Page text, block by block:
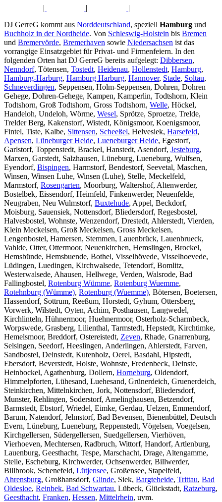
| |
|
DJ GerreG kommt aus Norddeutschland, speziell Hamburg und
Buchholz in der Nordheide. Von Schleswig-Holstein bis Bremen
und Bremervörde, Bremerhaven sowie Niedersachsen ist das
vorrangige Einsatzgebiet für Privat- und Firmenfeiern. In den
folgenden Orten hat DJ GerreG bereits aufgelegt: Dibbersen,
Nenndorf, Tötensen, Tostedt, Heidenau, Hollenstedt, Hamburg,
Hamburg-Harburg, Hamburg Harburg, Hannover, Stade, Soltau,
Schneverdingen, Seppensen, Holm-Seppensen, Dohren, Dohren
Gehege, Dohren-Gehege, Kampen, Kamperlin, Todtshorn, Klein
Todtshorn, Groß Todtshorn, Gross Todtshorn, Welle, Höckel,
Handeloh, Undeloh, Wörme, Wesel, Sprötze, Sproetze, Trelde,
Trelder Berg, Kakenstorf, Wistedt, Königsmoor, Koenigsmoor,
Fintel, Tiste, Kalbe, Sittensen, Scheeßel, Helvesiek, Harsefeld,
Apensen, Lüneburger Heide, Lueneburger Heide, Egestorf,
Garlstorf, Toppenstedt, Brackel, Hanstedt, Asendorf, Jesteburg,
Marxen, Garstedt, Salzhausen, Lüneburg, Lueneburg, Wulfsen,
Eyendorf, Bispingen, Harmstorf, Bendestorf, Seevetal, Maschen,
Winsen, Winsen Luhe, Winsen (Luhe), Stelle, Meckelfeld,
Marmstorf, Rosengarten, Moorburg, Waltershof, Altenwerder,
Bostelbek, Eissendorf, Heimfeld, Finkenwerder, Neuenfelde,
Neugraben, Neu Wulmstorf, Buxtehude, Appel, Beckdorf,
Moisburg, Sauensiek, Nottensdorf, Bliedersdorf, Regesbostel,
Halvesbostel, Wohnste, Wenzendorf, Drestedt, Ahlerstedt, Vierden,
Klein Meckelsen, Groß Meckelsen, Gross Meckelsen,
Lengenbostel, Hamersen, Stemmen, Lauenbrück, Lauenbrueck,
Vahlde, Otter, Ottermoor, Neuenkirchen, Hemslingen, Brockel,
Hemsbünde, Hemsbuende, Bothel, Visselhövede, Visselhoevede,
Lüdingen, Luedingen, Kirchwalsede, Tetendorf, Bomlitz,
Westerwalsede, Ahausen, Hellwege, Verden, Walsrode, Bad
Fallingbostel, Rotenburg Wümme, Rotenburg Wuemme,
Rotehnburg (Wümme), Rotenburg (Wuemme), Bötersen, Boetersen,
Hassendorf, Sottrum, Reeßum, Horstedt, Gyhum, Ottersberg,
Vorwerk, Wilstedt, Oyten, Achim, Posthausen, Langwedel,
Kirchlinteln, Hühnermoor, Huehnermoor, Osterholz-Scharmbeck,
Worpswede, Grasberg, Lilienthal, Tarmstedt, Hepstedt, Kirchtimke,
Hemelsmoor, Breddorf, Ostereistedt, Zeven, Rhade, Gnarrenburg,
Selsingen, Seedorf, Heeslingen, Anderlingen, Ahlerstedt, Farven,
Sandbostel, Deinstedt, Kutenholz, Oerel, Basdahl, Hipstedt,
Ebersdorf, Beverstedt, Holste, Wohnste, Fredenbeck, Deinste,
Heinbockel, Agathenburg, Dollern, Horneburg, Oldendorf,
Himmelpforten, Lühesand, Luehesand, Grünerdeich, Gruenerdeich,
Steinkirchen, Mittelnkirchen, Jork, Nottensdorf, Bliedersdorf,
Munster, Rehlingen, Soderstorf, Amelinghausen, Betzendorf,
Barmstedt, Ebstorf, Wriedel, Eimke, Gerdau, Uelzen, Emmendorf,
Barum, Natendorf, Jelmstorf, Bad Bevensen, Bienenbüttel, Deutsch
Evern, Lüneburg, Lueneburg, Reppenstedt, Vögelsen, Voegelsen,
Kirchgellersen, Südergellersen, Suedgellersen, Vierhöven,
Vierhoeven, Mechtersen, Radbruch, Wittorf, Handorf, Artlenburg,
Lauenburg, Geesthacht, Tespe, Marschacht, Drage, Altengamme,
Stelle, Escheburg, Kirchwerder, Ochsenwerder, Billwerder,
Billbrook, Schenefeld, Lütjensee, Großensee, Stapelfeld,
Ahrensburg, Großhansdorf, Glinde, Siek, Bargteheide, Trittau, Bad
Oldesloe, Reinbek, Bad Schwartau, Lübeck, Glückstadt, Ratzeburg,
Geesthacht, Franken, Hessen, Mittelrhein, uvm.